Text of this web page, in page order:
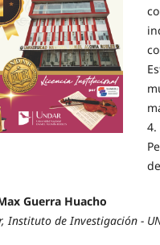
4.
Guerra Huacho
Instituto de Investigación -